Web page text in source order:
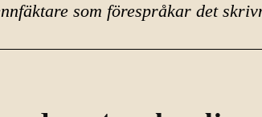
som förespråkar det